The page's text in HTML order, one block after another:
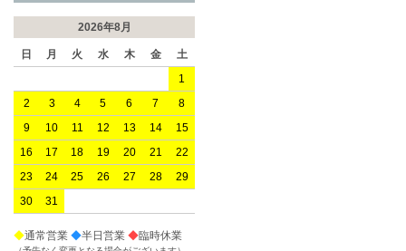
2026年8月
日 月 火 水 木 金
土
1
2
3 4 5 6 7
8
9
10 11 12 13 14
15
16
17 18 19 20 21
22
23
24 25 26 27 28
29
30
31
◆通常営業 ◆半日営業 ◆臨時休業